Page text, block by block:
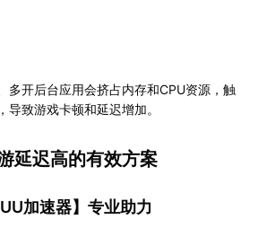
多开后台应用会挤占内存和CPU资源，触
导致游戏卡顿和延迟增加。
延迟高的有效方案
UU加速器】专业助力